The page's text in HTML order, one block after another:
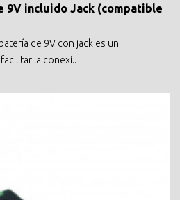
9V incluido Jack (compatible
de 9V con jack es un
la conexi..